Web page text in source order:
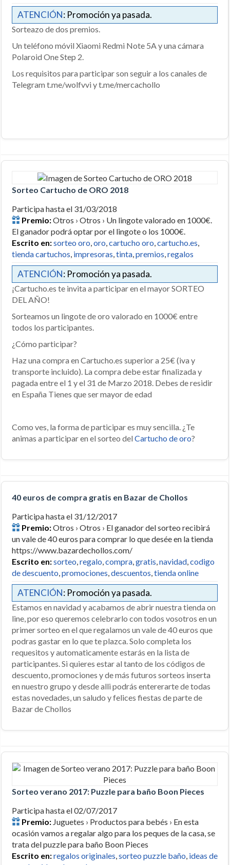
ATENCIÓN: Promoción ya pasada.
Sorteazo de dos premios.
Un teléfono móvil Xiaomi Redmi Note 5A y una cámara
Polaroid One Step 2.
Los requisitos para participar son seguir a los canales de
Telegram t.me/wolfvvi y t.me/mercachollo
Sorteo Cartucho de ORO 2018
Participa hasta el 31/03/2018
Premio:Otros › Otros › Un lingote valorado en 1000€.
El ganador podrá optar por el lingote o los 1000€.
Escrito en:sorteo oro,oro,cartucho oro,cartucho.es,
tienda cartuchos, impresoras,tinta,premios,regalos
ATENCIÓN: Promoción ya pasada.
¡Cartucho.es te invita a participar en el mayor SORTEO
DEL AÑO!
Sorteamos un lingote de oro valorado en 1000€ entre
todos los participantes.
¿Cómo participar?
Haz una compra en Cartucho.es superior a 25€ (iva y
transporte incluido). La compra debe estar finalizada y
pagada entre el 1 y el 31 de Marzo 2018. Debes de residir
en España Tienes que ser mayor de edad
Como ves, la forma de participar es muy sencilla. ¿Te
animas a participar en el sorteo del Cartucho de oro?
40 euros de compra gratis en Bazar de Chollos
Participa hasta el 31/12/2017
Premio:Otros › Otros › El ganador del sorteo recibirá
un vale de 40 euros para comprar lo que desée en la tienda
https://www.bazardechollos.com/
Escrito en:sorteo,regalo,compra,gratis,navidad,codigo
de descuento,promociones,descuentos,tienda online
ATENCIÓN: Promoción ya pasada.
Estamos en navidad y acabamos de abrir nuestra tienda on
line, por eso queremos celebrarlo con todos vosotros en un
primer sorteo en el que regalamos un vale de 40 euros que
podras gastar en lo que te plazca. Solo completa los
requesitos y automaticamente estarás en la lista de
participantes. Si quieres estar al tanto de los códigos de
descuento, promociones y de más futuros sorteos inserta
en nuestro grupo y desde alli podrás entererarte de todas
estas novedades, un saludo y felices fiestas de parte de
Bazar de Chollos
Sorteo verano 2017: Puzzle para baño Boon Pieces
Participa hasta el 02/07/2017
Premio: Juguetes › Productos para bebés › En esta
ocasión vamos a regalar algo para los peques de la casa, se
trata del puzzle para baño Boon Pieces
Escrito en:regalos originales,sorteo puzzle baño, ideas de